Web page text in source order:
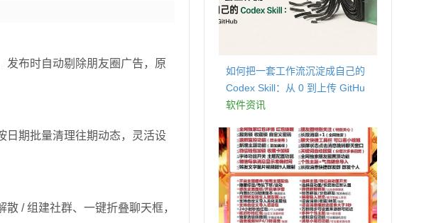
发布时自动剔除朋友圈广告，原
日期批量清理往期动态，灵活设
/ 组建社群、一键折叠聊天框，
如何把一套工作流沉淀成自己的
Codex Skill：从 0 到上传 GitHu
b
软件资讯